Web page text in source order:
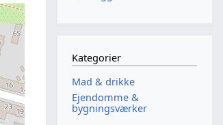
Kategorier
Mad & drikke
Ejendomme &
bygningsværker